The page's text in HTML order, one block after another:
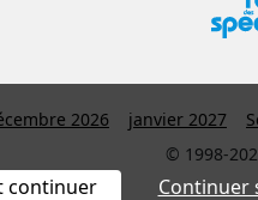
2026 janvier 2027
© 1998-
continuer Continuer